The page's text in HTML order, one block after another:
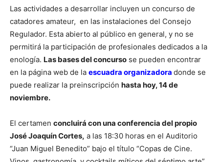
Las actividades a desarrollar incluyen un concurso de
catadores amateur, en las instalaciones del Consejo
Regulador. Esta abierto al público en general, y no se
permitirá la participación de profesionales dedicados a la
enología. Las bases del concurso se pueden encontrar
en la página web de la escuadra organizadora donde se
puede realizar la preinscripción hasta hoy, 14 de
noviembre.
El certamen concluirá con una conferencia del propio
José Joaquín Cortes, a las 18:30 horas en el Auditorio
“Juan Miguel Benedito” bajo el título “Copas de Cine.